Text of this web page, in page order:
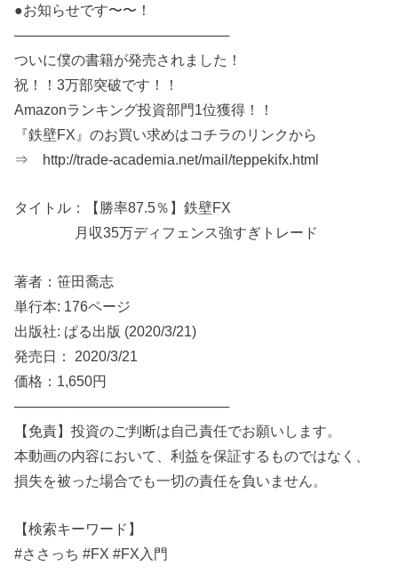
●お知らせです〜〜！
──────────────────────
ついに僕の書籍が発売されました！
祝！！3万部突破です！！
Amazonランキング投資部門1位獲得！！
『鉄壁FX』のお買い求めはコチラのリンクから
⇒ http://trade-academia.net/mail/teppekifx.html
タイトル：【勝率87.5％】鉄壁FX
月収35万ディフェンス強すぎトレード
著者：笹田喬志
単行本: 176ページ
出版社: ぱる出版 (2020/3/21)
発売日： 2020/3/21
価格：1,650円
──────────────────────
【免責】投資のご判断は自己責任でお願いします。
本動画の内容において、利益を保証するものではなく、
損失を被った場合でも一切の責任を負いません。
【検索キーワード】
#ささっち #FX #FX入門